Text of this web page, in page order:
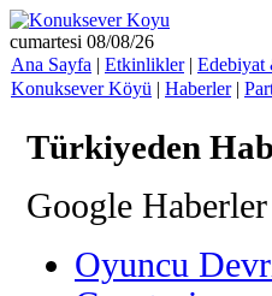
cumartesi 08/08/26
Ana Sayfa | Etkinlikler| Edebiyat
Konuksever Köyü | Haberler|
Türkiyeden
Google Haberler
Oyuncu